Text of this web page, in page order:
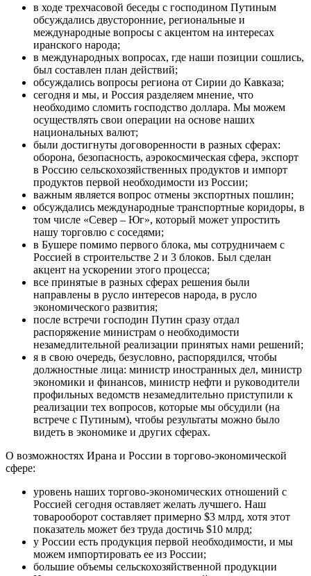
в ходе трехчасовой беседы с господином Путиным
обсуждались двусторонние, региональные и
международные вопросы с акцентом на интересах
иранского народа;
в международных вопросах, где наши позиции сошлись,
был составлен план действий;
обсуждались вопросы региона от Сирии до Кавказа;
сегодня и мы, и Россия разделяем мнение, что
необходимо сломить господство доллара. Мы можем
осуществлять свои операции на основе наших
национальных валют;
были достигнуты договоренности в разных сферах:
оборона, безопасность, аэрокосмическая сфера, экспорт
в Россию сельскохозяйственных продуктов и импорт
продуктов первой необходимости из России;
важным является вопрос отмены экспортных пошлин;
обсуждались международные транспортные коридоры, в
том числе «Север – Юг», который может упростить
нашу торговлю с соседями;
в Бушере помимо первого блока, мы сотрудничаем с
Россией в строительстве 2 и 3 блоков. Был сделан
акцент на ускорении этого процесса;
все принятые в разных сферах решения были
направлены в русло интересов народа, в русло
экономического развития;
после встречи господин Путин сразу отдал
распоряжение министрам о необходимости
незамедлительной реализации принятых нами решений;
я в свою очередь, безусловно, распорядился, чтобы
должностные лица: министр иностранных дел, министр
экономики и финансов, министр нефти и руководители
профильных ведомств незамедлительно приступили к
реализации тех вопросов, которые мы обсудили (на
встрече с Путиным), чтобы результаты можно было
видеть в экономике и других сферах.
О возможностях Ирана и России в торгово-экономической
сфере:
уровень наших торгово-экономических отношений с
Россией сегодня оставляет желать лучшего. Наш
товарооборот составляет примерно $3 млрд, хотя этот
показатель может без труда достичь $10 млрд;
у России есть продукция первой необходимости, и мы
можем импортировать ее из России;
большие объемы сельскохозяйственной продукции